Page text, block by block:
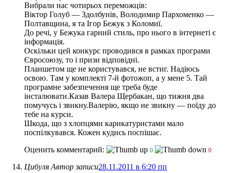
Вибрали нас чотирьох переможців:
Віктор Голуб — Здолбунів, Володимир Пархоменко —
Полтавщина, я та Ігор Бежук з Коломиї.
До речі, у Бежука гарний стиль, про нього в інтернеті є
інформація.
Оскільки цей конкурс проводився в рамках програми
Євросоюзу, то і призи відповідні.
Планшетом ще не користувався, не встиг. Надіюсь
освою. Там у комплекті 7-й фотожоп, а у мене 5. Тай
програмне забезпечення ще треба буде
інсталювати.Казав Валера Щербакан, що тижня два
помучусь і звикну.Валерію, якщо не звикну — поїду до
тебе на курси.
Шкода, що з хлопцями карикатуристами мало
поспілкувався. Кожен кудись поспішає.
Оценить комментарий:
0 0
Цибуля Автор записи28.11.2011 в 6:20 пп